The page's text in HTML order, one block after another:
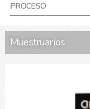
PROCESO
Muestruarios